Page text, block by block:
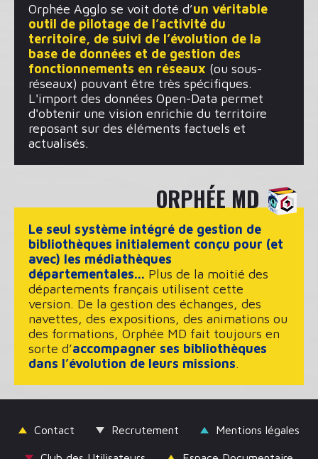
Orphée Agglo se voit doté d’un véritable
outil de pilotage de l’activité du
territoire, de suivi de l’évolution de la
base de données et de gestion des
fonctionnements en réseaux (ou sous-
réseaux) pouvant être très spécifiques.
L'import des données Open-Data permet
d'obtenir une vision enrichie du territoire
reposant sur des éléments factuels et
actualisés.
ORPHÉE MD
Le seul système intégré de gestion de
bibliothèques initialement conçu pour (et
avec) les médiathèques
départementales... Plus de la moitié des
départements français utilisent cette
version. De la gestion des échanges, des
navettes, des expositions, des animations ou
des formations, Orphée MD fait toujours en
sorte d’accompagner ses bibliothèques
dans l’évolution de leurs missions.
Contact Recrutement Mentions légales